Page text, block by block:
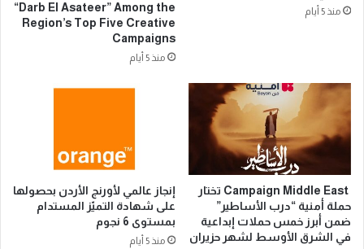
منذ 5 أيام
“Darb El Asateer” Among the
Region’s Top Five Creative
Campaigns
منذ 5 أيام
Campaign Middle East تختار
حملة أمنية “درب الأساطير”
ضمن أبرز خمس حملات إبداعية
في الشرق الأوسط لشهر حزيران
إنجاز عالمي لأورنج الأردن بحصولها
على شهادة التميّز المستدام
بمستوى 6 نجوم
منذ 5 أيام